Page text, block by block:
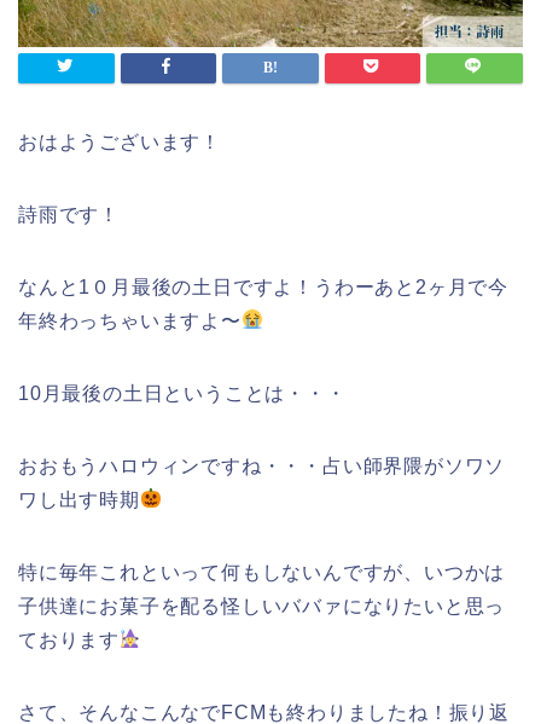
おはようございます！
詩雨です！
なんと1０月最後の土日ですよ！うわーあと2ヶ月で今
年終わっちゃいますよ〜
10月最後の土日ということは・・・
おおもうハロウィンですね・・・占い師界隈がソワソ
ワし出す時期
特に毎年これといって何もしないんですが、いつかは
子供達にお菓子を配る怪しいババァになりたいと思っ
ております
さて、そんなこんなでFCMも終わりましたね！振り返